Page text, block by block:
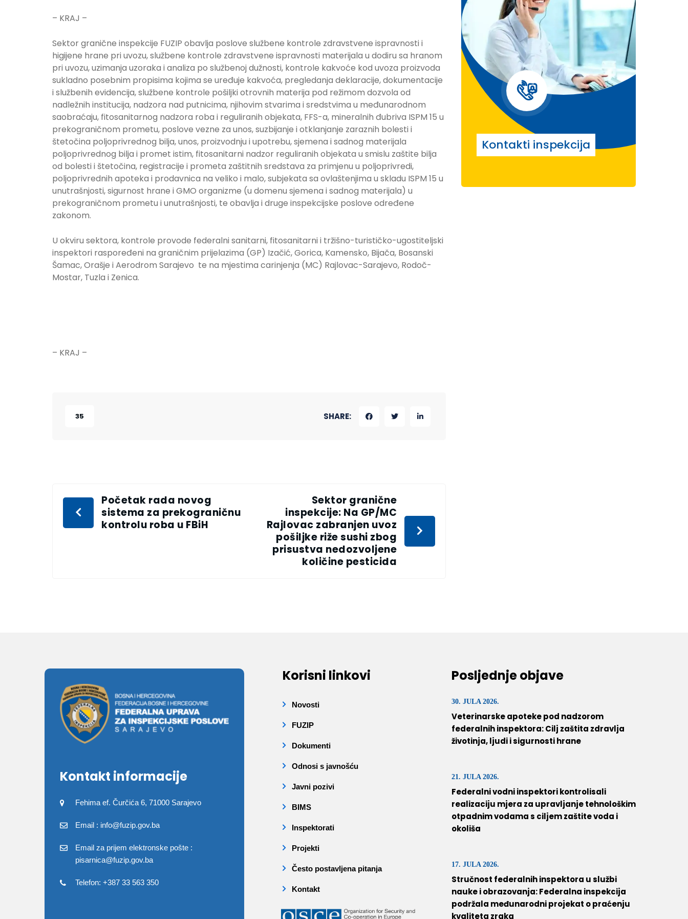
– KRAJ –
Sektor granične inspekcije FUZIP obavlja poslove službene kontrole zdravstvene ispravnosti i
higijene hrane pri uvozu, službene kontrole zdravstvene ispravnosti materijala u dodiru sa hranom
pri uvozu, uzimanja uzoraka i analiza po službenoj dužnosti, kontrole kakvoće kod uvoza proizvoda
sukladno posebnim propisima kojima se uređuje kakvoća, pregledanja deklaracije, dokumentacije
i službenih evidencija, službene kontrole pošiljki otrovnih materija pod režimom dozvola od
nadležnih institucija, nadzora nad putnicima, njihovim stvarima i sredstvima u međunarodnom
saobraćaju, fitosanitarnog nadzora roba i reguliranih objekata, FFS-a, mineralnih đubriva ISPM 15 u
prekograničnom prometu, poslove vezne za unos, suzbijanje i otklanjanje zaraznih bolesti i
štetočina poljoprivrednog bilja, unos, proizvodnju i upotrebu, sjemena i sadnog materijala
poljoprivrednog bilja i promet istim, fitosanitarni nadzor reguliranih objekata u smislu zaštite bilja
od bolesti i štetočina, registracije i prometa zaštitnih sredstava za primjenu u poljoprivredi,
poljoprivrednih apoteka i prodavnica na veliko i malo, subjekata sa ovlaštenjima u skladu ISPM 15 u
unutrašnjosti, sigurnost hrane i GMO organizme (u domenu sjemena i sadnog materijala) u
prekograničnom prometu i unutrašnjosti, te obavlja i druge inspekcijske poslove određene
zakonom.
U okviru sektora, kontrole provode federalni sanitarni, fitosanitarni i tržišno-turističko-ugostiteljski
inspektori raspoređeni na graničnim prijelazima (GP) Izačić, Gorica, Kamensko, Bijača, Bosanski
Šamac, Orašje i Aerodrom Sarajevo te na mjestima carinjenja (MC) Rajlovac-Sarajevo, Rodoč-
Mostar, Tuzla i Zenica.
– KRAJ –
35 SHARE:
Početak rada novog
sistema za prekograničnu
kontrolu roba u FBiH
Sektor granične
inspekcije: Na GP/MC
Rajlovac zabranjen uvoz
pošiljke riže sushi zbog
prisustva nedozvoljene
količine pesticida
Kontakti inspekcija
Kontakt informacije
Fehima ef. Čurčića 6, 71000 Sarajevo
Email : info@fuzip.gov.ba
Email za prijem elektronske pošte :
pisarnica@fuzip.gov.ba
Telefon: +387 33 563 350
Korisni linkovi
Novosti
FUZIP
Dokumenti
Odnosi s javnošću
Javni pozivi
BIMS
Inspektorati
Projekti
Često postavljena pitanja
Kontakt
Posljednje objave
30. JULA 2026.
Veterinarske apoteke pod nadzorom
federalnih inspektora: Cilj zaštita zdravlja
životinja, ljudi i sigurnosti hrane
21. JULA 2026.
Federalni vodni inspektori kontrolisali
realizaciju mjera za upravljanje tehnološkim
otpadnim vodama s ciljem zaštite voda i
okoliša
17. JULA 2026.
Stručnost federalnih inspektora u službi
nauke i obrazovanja: Federalna inspekcija
podržala međunarodni projekat o praćenju
kvaliteta zraka